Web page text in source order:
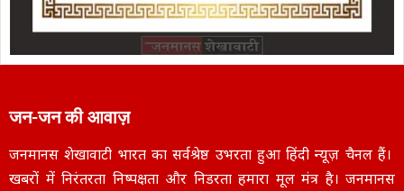
जन-जन की आवाज़
जनमानस शेखावाटी भारत का सर्वश्रेष्ठ उभरता हुआ हिंदी न्यूज़ चैनल हैं।
खबरों में निरंतरता निष्पक्षता और निडरता हमारा मूल मंत्र है। जनमानस